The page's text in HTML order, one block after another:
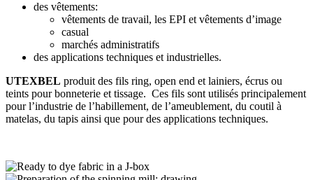
des vêtements:
vêtements de travail, les EPI et vêtements d’image
casual
marchés administratifs
des applications techniques et industrielles.
UTEXBEL produit des fils ring, open end et lainiers, écrus ou
teints pour bonneterie et tissage. Ces fils sont utilisés principalement
pour l’industrie de l’habillement, de l’ameublement, du coutil à
matelas, du tapis ainsi que pour des applications techniques.